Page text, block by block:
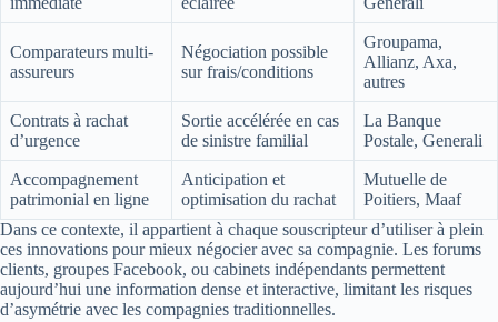
Comparateurs multi-
assureurs
Négociation possible
sur frais/conditions
Groupama,
Allianz, Axa,
autres
Contrats à rachat
d’urgence
Sortie accélérée en cas
de sinistre familial
La Banque
Postale, Generali
Accompagnement
patrimonial en ligne
Anticipation et
optimisation du rachat
Mutuelle de
Poitiers, Maaf
Dans ce contexte, il appartient à chaque souscripteur d’utiliser à plein
ces innovations pour mieux négocier avec sa compagnie. Les forums
clients, groupes Facebook, ou cabinets indépendants permettent
aujourd’hui une information dense et interactive, limitant les risques
d’asymétrie avec les compagnies traditionnelles.